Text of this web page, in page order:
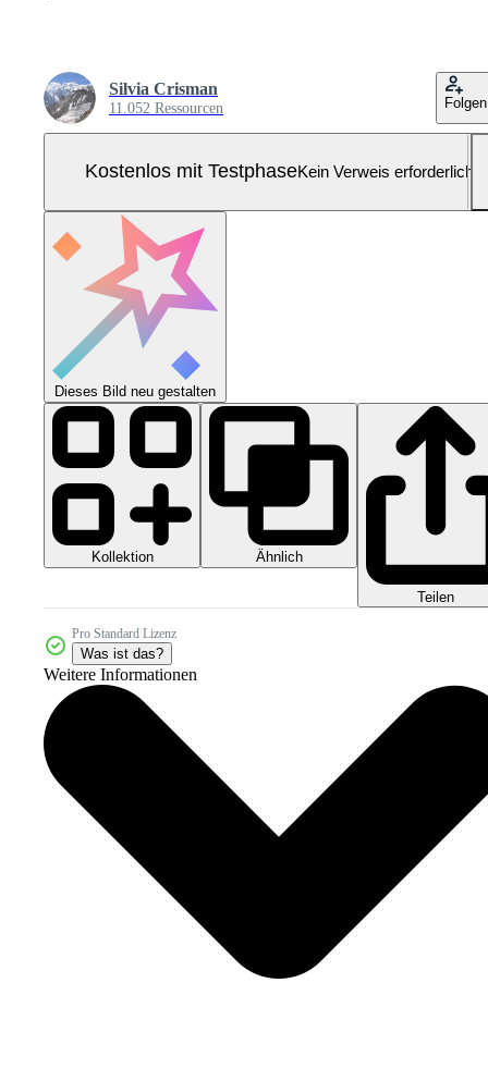
Silvia Crisman
11.052 Ressourcen Folgen
Kostenlos mit TestphaseKein Verweis erforderlich
Dieses Bild neu gestalten
Kollektion Ähnlich
Teilen
Pro Standard Lizenz
Was ist das?
Weitere Informationen